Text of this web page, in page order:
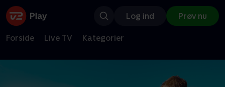
Log ind Prøv nu
Forside Live TV Kategorier